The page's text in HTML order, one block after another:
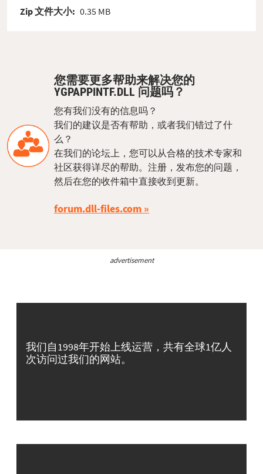
Zip 文件大小: 0.35 MB
您需要更多帮助来解决您的
YGPAPPINTF.DLL 问题吗？
您有我们没有的信息吗？
我们的建议是否有帮助，或者我们错过了什
么？
在我们的论坛上，您可以从合格的技术专家和
社区获得详尽的帮助。注册，发布您的问题，
然后在您的收件箱中直接收到更新。
forum.dll-files.com
advertisement
我们自1998年开始上线运营，共有全球1亿人
次访问过我们的网站。